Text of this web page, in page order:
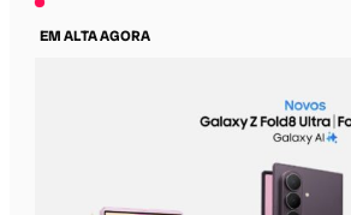
EM ALTA AGORA